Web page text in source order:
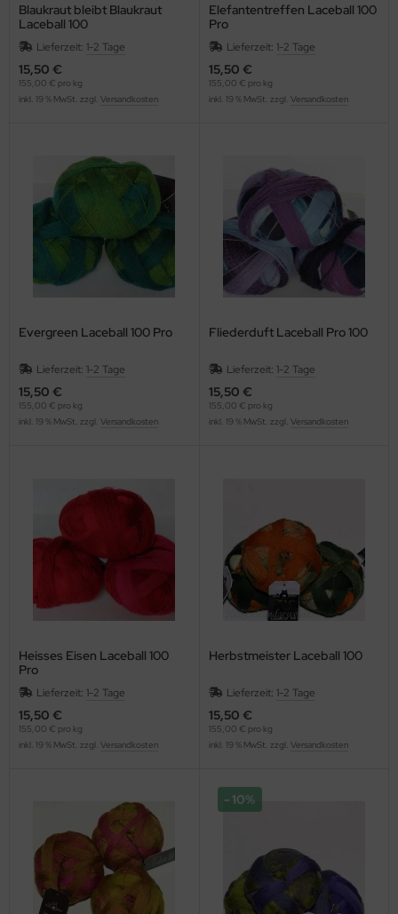
Blaukraut bleibt Blaukraut
Laceball 100
Lieferzeit: 1-2 Tage
15,50 €
155,00 € pro kg
inkl. 19 % MwSt. zzgl. Versandkosten
Elefantentreffen Laceball 100
Pro
Lieferzeit: 1-2 Tage
15,50 €
155,00 € pro kg
inkl. 19 % MwSt. zzgl. Versandkosten
Evergreen Laceball 100 Pro
Lieferzeit: 1-2 Tage
15,50 €
155,00 € pro kg
inkl. 19 % MwSt. zzgl. Versandkosten
Fliederduft Laceball Pro 100
Lieferzeit: 1-2 Tage
15,50 €
155,00 € pro kg
inkl. 19 % MwSt. zzgl. Versandkosten
Heisses Eisen Laceball 100
Pro
Lieferzeit: 1-2 Tage
15,50 €
155,00 € pro kg
inkl. 19 % MwSt. zzgl. Versandkosten
Herbstmeister Laceball 100
Lieferzeit: 1-2 Tage
15,50 €
155,00 € pro kg
inkl. 19 % MwSt. zzgl. Versandkosten
10%